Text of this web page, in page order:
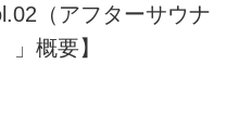
（アフターサウナ
概要】